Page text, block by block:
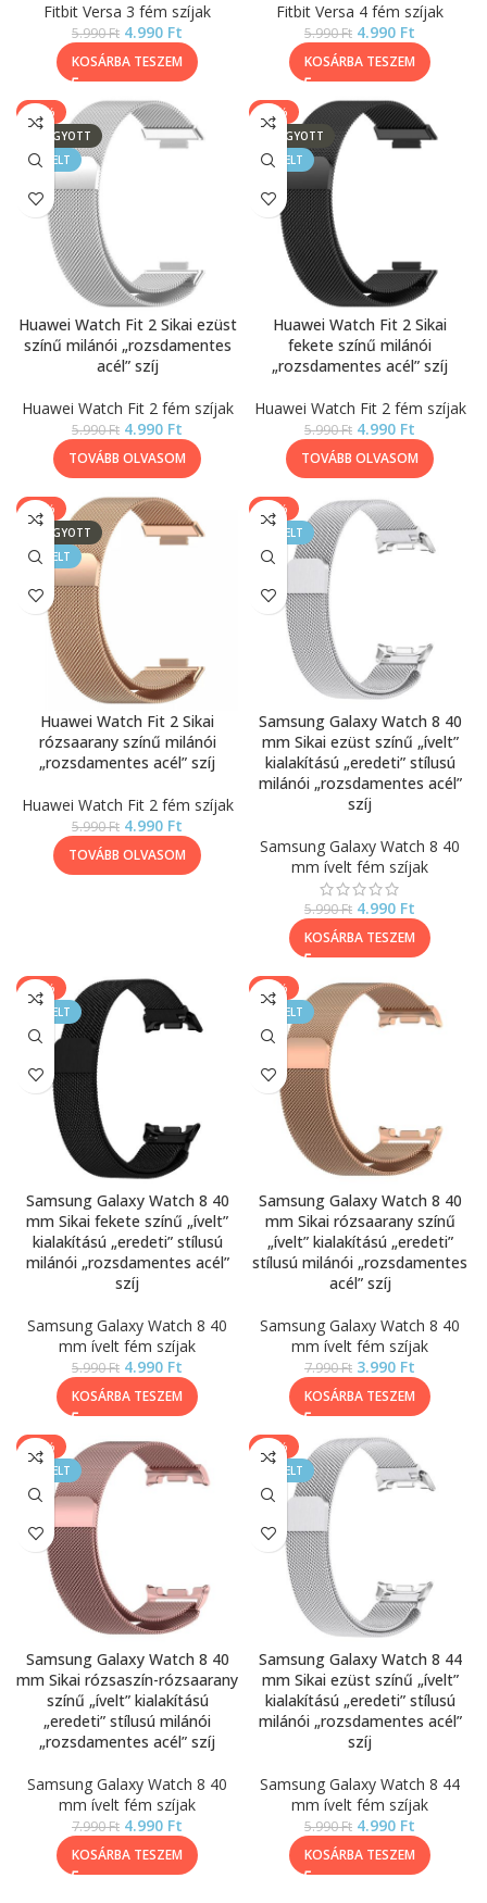
Fitbit Versa 3 fém szíjak
5.990Ft 4.990 Ft
KOSÁRBA TESZEM
Fitbit Versa 4 fém szíjak
5.990Ft 4.990 Ft
KOSÁRBA TESZEM
-17%
ELFOGYOTT
KIEMELT
Huawei Watch Fit 2 Sikai ezüst
színű milánói „rozsdamentes
acél” szíj
Huawei Watch Fit 2 fém szíjak
5.990Ft 4.990 Ft
TOVÁBB OLVASOM
-17%
ELFOGYOTT
KIEMELT
Huawei Watch Fit 2 Sikai
fekete színű milánói
„rozsdamentes acél” szíj
Huawei Watch Fit 2 fém szíjak
5.990Ft 4.990 Ft
TOVÁBB OLVASOM
-17%
ELFOGYOTT
KIEMELT
Huawei Watch Fit 2 Sikai
rózsaarany színű milánói
„rozsdamentes acél” szíj
Huawei Watch Fit 2 fém szíjak
5.990Ft 4.990 Ft
TOVÁBB OLVASOM
-17%
KIEMELT
Samsung Galaxy Watch 8 40
mm Sikai ezüst színű „ívelt”
kialakítású „eredeti” stílusú
milánói „rozsdamentes acél”
szíj
Samsung Galaxy Watch 8 40
mm ívelt fém szíjak
5.990Ft 4.990 Ft
KOSÁRBA TESZEM
-17%
KIEMELT
Samsung Galaxy Watch 8 40
mm Sikai fekete színű „ívelt”
kialakítású „eredeti” stílusú
milánói „rozsdamentes acél”
szíj
Samsung Galaxy Watch 8 40
mm ívelt fém szíjak
5.990Ft 4.990 Ft
KOSÁRBA TESZEM
-50%
KIEMELT
Samsung Galaxy Watch 8 40
mm Sikai rózsaarany színű
„ívelt” kialakítású „eredeti”
stílusú milánói „rozsdamentes
acél” szíj
Samsung Galaxy Watch 8 40
mm ívelt fém szíjak
7.990Ft 3.990 Ft
KOSÁRBA TESZEM
-38%
KIEMELT
Samsung Galaxy Watch 8 40
mm Sikai rózsaszín-rózsaarany
színű „ívelt” kialakítású
„eredeti” stílusú milánói
„rozsdamentes acél” szíj
Samsung Galaxy Watch 8 40
mm ívelt fém szíjak
7.990Ft 4.990 Ft
KOSÁRBA TESZEM
-17%
KIEMELT
Samsung Galaxy Watch 8 44
mm Sikai ezüst színű „ívelt”
kialakítású „eredeti” stílusú
milánói „rozsdamentes acél”
szíj
Samsung Galaxy Watch 8 44
mm ívelt fém szíjak
5.990Ft 4.990 Ft
KOSÁRBA TESZEM